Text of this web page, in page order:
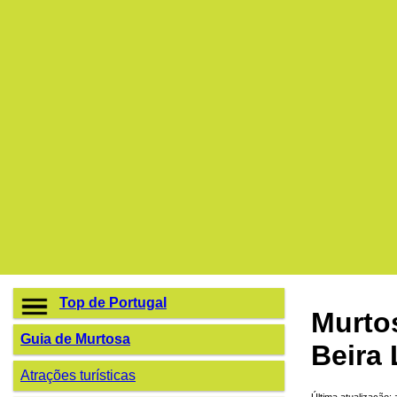
Top de Portugal
Guia de Murtosa
Atrações turísticas
Beira